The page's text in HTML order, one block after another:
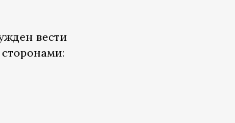
вести